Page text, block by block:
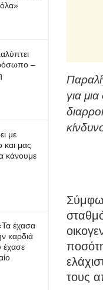
–
με
μας
κάνουμε
έχασα
καρδιά
έχασε
για
τους